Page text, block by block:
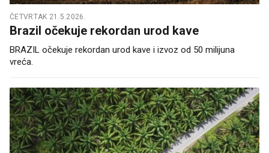
ČETVRTAK 21.5.2026.
Brazil očekuje rekordan urod kave
BRAZIL očekuje rekordan urod kave i izvoz od 50 milijuna
vreća.